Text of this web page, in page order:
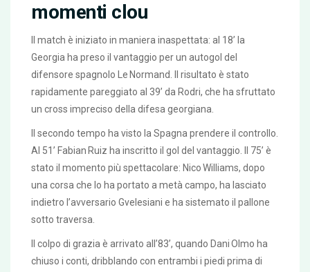
momenti clou
Il match è iniziato in maniera inaspettata: al 18’ la
Georgia ha preso il vantaggio per un autogol del
difensore spagnolo
Le Normand
. Il risultato è stato
rapidamente pareggiato al 39’ da Rodri, che ha sfruttato
un cross impreciso della difesa georgiana.
Il secondo tempo ha visto la Spagna prendere il controllo.
Al 51’ Fabian Ruiz ha inscritto il gol del vantaggio. Il 75’ è
stato il momento più spettacolare: Nico Williams, dopo
una corsa che lo ha portato a metà campo, ha lasciato
indietro l’avversario Gvelesiani e ha sistemato il pallone
sotto traversa.
Il colpo di grazia è arrivato all’83’, quando Dani Olmo ha
chiuso i conti, dribblando con entrambi i piedi prima di